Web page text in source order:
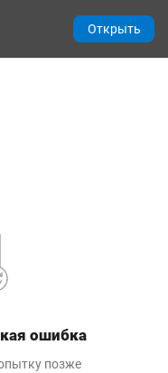
ошибка
позже
Открыть